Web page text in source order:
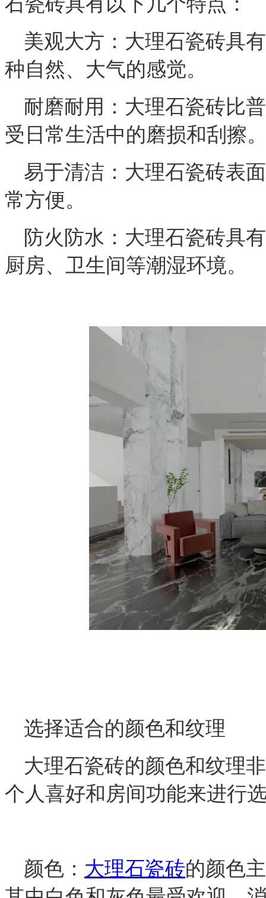
美观大方：大理石瓷砖具
种自然、大气的感觉。
耐磨耐用：大理石瓷砖比
受日常生活中的磨损和刮擦
易于清洁：大理石瓷砖表
常方便。
防火防水：大理石瓷砖具
厨房、卫生间等潮湿环境。
选择适合的颜色和纹理
大理石瓷砖的颜色和纹理
个人喜好和房间功能来进行
颜色： 大理石瓷砖的颜色